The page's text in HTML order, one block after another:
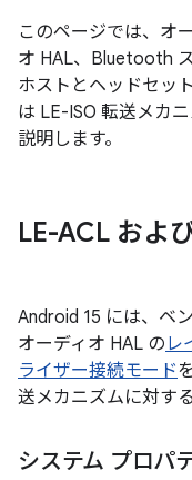
このページでは、オ
オ HAL、Bluetooth
ホストとヘッドセッ
は LE-ISO 転送メカ
説明します。
LE-ACL およ
Android 15 には、ベ
オーディオ HAL の レ
ライザー接続モード
送メカニズムに対す
システム プロパ